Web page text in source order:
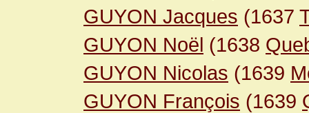
GUYON Jacques (1637
GUYON Noël (1638
GUYON Nicolas (1639
GUYON François (1639